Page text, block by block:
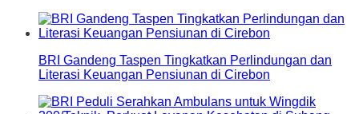
BRI Gandeng Taspen Tingkatkan Perlindungan dan
Literasi Keuangan Pensiunan di Cirebon